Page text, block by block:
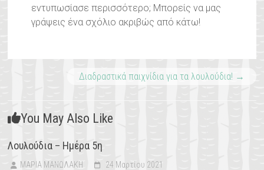
εντυπωσίασε περισσότερο; Μπορείς να μας
γράψεις ένα σχόλιο ακριβώς από κάτω!
Διαδραστικά παιχνίδια για τα λουλούδια! →
You May Also Like
Λουλούδια – Ημέρα 5η
ΜΑΡΙΑ ΜΑΝΩΛΑΚΗ 24 Μαρτίου 2021